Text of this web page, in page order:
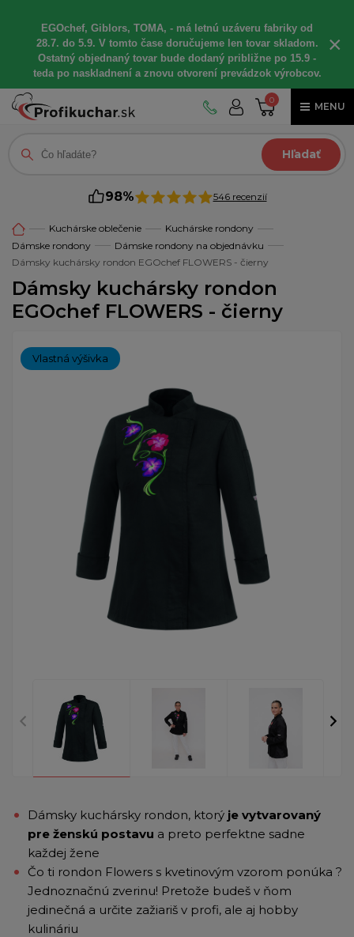
EGOchef, Giblors, TOMA, - má letnú uzáveru fabriky od
28.7. do 5.9. V tomto čase doručujeme len tovar skladom.
Ostatný objednaný tovar bude dodaný približne po 15.9 -
teda po naskladnení a znovu otvorení prevádzok výrobcov.
×
0
MENU
Hľadať
98% 546 recenzií
Kuchárske oblečenie
Kuchárske rondony
Dámske rondony
Dámske rondony na objednávku
Dámsky kuchársky rondon EGOchef FLOWERS - čierny
Dámsky kuchársky rondon
EGOchef FLOWERS - čierny
Vlastná výšivka
Dámsky kuchársky rondon, ktorý je vytvarovaný
pre ženskú postavu a preto perfektne sadne
každej žene
Čo ti rondon Flowers s kvetinovým vzorom ponúka ?
Jednoznačnú zverinu! Pretože budeš v ňom
jedinečná a určite zažiariš v profi, ale aj hobby
kulináriu